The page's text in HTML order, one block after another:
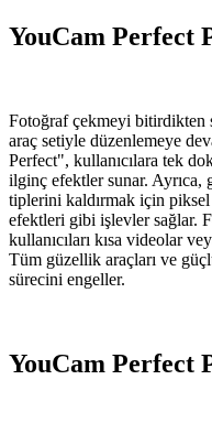
YouCam Perfect
Fotoğraf çekmeyi bitirdikten
araç setiyle düzenlemeye
Perfect", kullanıcılara tek
ilginç efektler sunar. Ayrıca,
tiplerini kaldırmak için
efektleri gibi işlevler sağlar.
kullanıcıları kısa videolar
Tüm güzellik araçları ve
sürecini engeller.
YouCam Perfect